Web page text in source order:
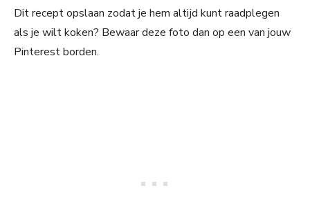
Dit recept opslaan zodat je hem altijd kunt raadplegen
als je wilt koken? Bewaar deze foto dan op een van jouw
Pinterest borden.